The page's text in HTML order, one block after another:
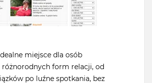
miejsce dla osób
różnorodnych form relacji, od
po luźne spotkania, bez